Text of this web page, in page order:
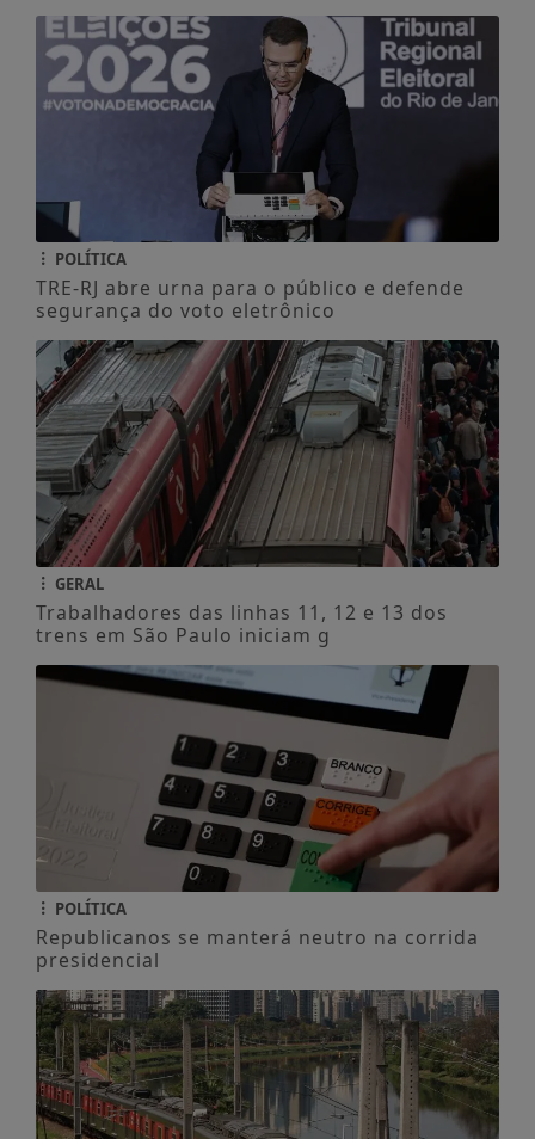
POLÍTICA
TRE-RJ abre urna para o público e defende
segurança do voto eletrônico
GERAL
Trabalhadores das linhas 11, 12 e 13 dos
trens em São Paulo iniciam g
POLÍTICA
Republicanos se manterá neutro na corrida
presidencial